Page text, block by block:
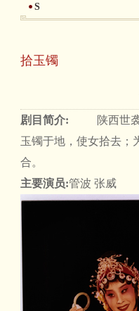
S
拾玉镯
剧目简介:
陕西世
玉镯于地，使女拾去；
合。
主要演员:管波 张威